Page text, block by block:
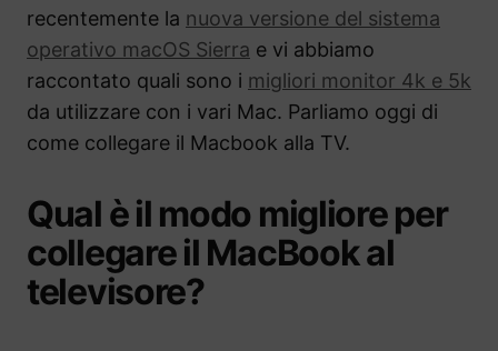
recentemente la nuova versione del sistema
operativo macOS Sierra e vi abbiamo
raccontato quali sono i migliori monitor 4k e 5k
da utilizzare con i vari Mac. Parliamo oggi di
come collegare il Macbook alla TV.
Qual è il modo migliore per
collegare il MacBook al
televisore?